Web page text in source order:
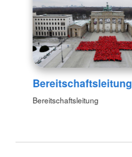
Bereitschaftsleitung
Bereitschaftsleitung